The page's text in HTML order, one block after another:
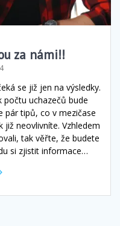
za námi!!
se již jen na výsledky.
počtu uchazečů bude
tipů, co v mezičase
již neovlivníte. Vzhledem
tak věřte, že budete
si zjistit informace…